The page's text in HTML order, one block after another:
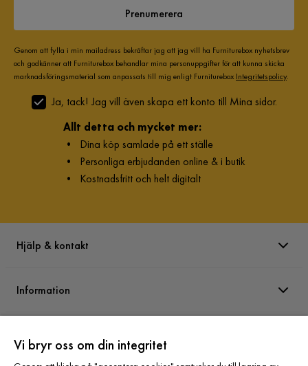
Prenumerera
Genom att fylla i min mailadress bekräftar jag att jag vill ha Furniturebox nyhetsbrev
och godkänner att Furniturebox behandlar mina personuppgifter för att kunna skicka
marknadsföringsmaterial som anpassats till mig enligt Furniturebox Integritetspolicy.
Ja, tack! Jag vill även skapa ett konto till Mina sidor.
Allt detta och mycket mer:
• Dina köp samlade på ett ställe
• Personliga erbjudanden online & i butik
• Kostnadsfritt och helt digitalt
Hjälp & kontakt
Information
Vi bryr oss om din integritet